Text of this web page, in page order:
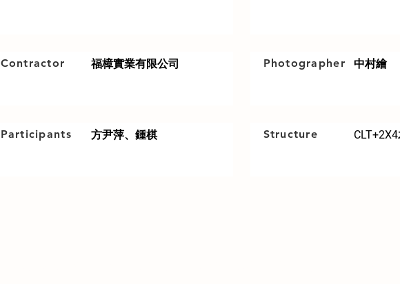
Contractor 福樟實業有限公司
Participants 方尹萍、鍾棋
Photographer ​中村繪
Structure